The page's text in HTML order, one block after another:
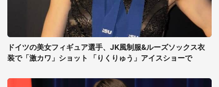
ドイツの美女フィギュア選手、JK風制服&ルーズソックス衣
装で「激カワ」ショット 「りくりゅう」アイスショーで